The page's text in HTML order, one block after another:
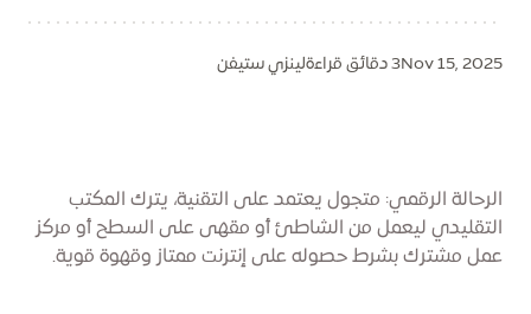
Nov 15, 20253 دقائق قراءة لينزي ستيفن
الرحالة الرقمي: متجول يعتمد على التقنية، يترك المكتب
التقليدي ليعمل من الشاطئ أو مقهى على السطح أو مركز
عمل مشترك بشرط حصوله على إنترنت ممتاز وقهوة قوية.